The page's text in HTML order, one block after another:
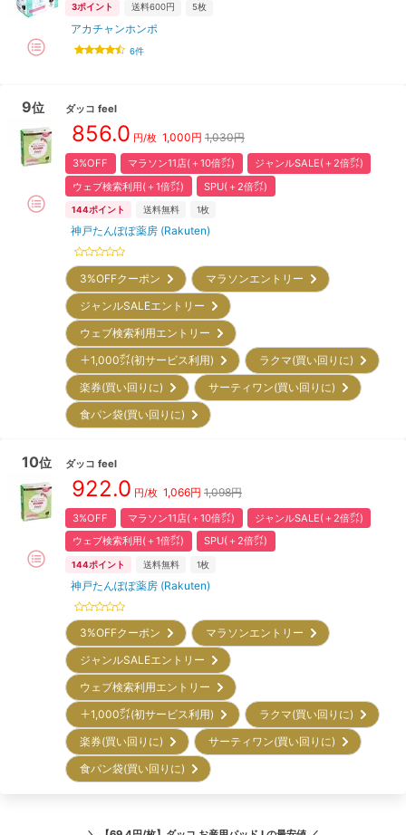
3ポイント 送料600円 5枚
アカチャンホンポ
6件
9位 ダッコ feel
856.0 円/枚 1,000円 1,030円
3%OFF マラソン11店(＋10倍㌽)
ジャンルSALE(＋2倍㌽)
ウェブ検索利用(＋1倍㌽)
SPU(＋2倍㌽)
144ポイント 送料無料 1枚
神戸たんぽぽ薬房 (Rakuten)
3%OFFクーポン
マラソンエントリー
ジャンルSALEエントリー
ウェブ検索利用エントリー
＋1,000㌽(初サービス利用)
ラクマ(買い回りに)
楽券(買い回りに)
サーティワン(買い回りに)
食パン袋(買い回りに)
10位 ダッコ feel
922.0 円/枚 1,066円 1,098円
3%OFF マラソン11店(＋10倍㌽)
ジャンルSALE(＋2倍㌽)
ウェブ検索利用(＋1倍㌽)
SPU(＋2倍㌽)
144ポイント 送料無料 1枚
神戸たんぽぽ薬房 (Rakuten)
3%OFFクーポン
マラソンエントリー
ジャンルSALEエントリー
ウェブ検索利用エントリー
＋1,000㌽(初サービス利用)
ラクマ(買い回りに)
楽券(買い回りに)
サーティワン(買い回りに)
食パン袋(買い回りに)